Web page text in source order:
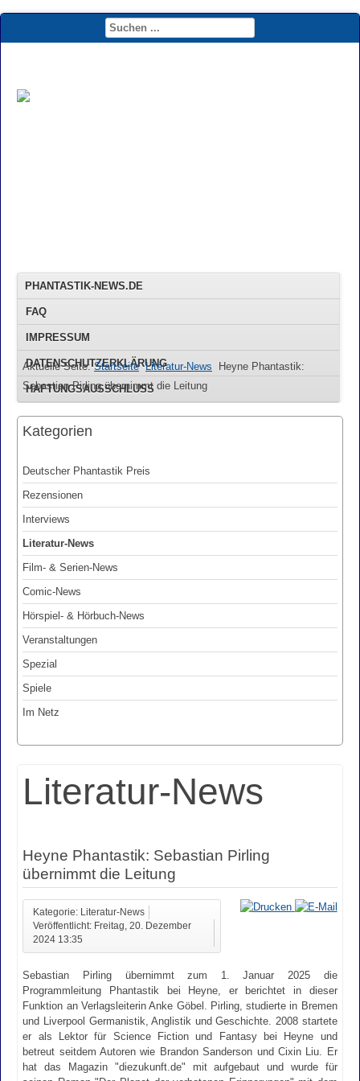
PHANTASTIK-NEWS.DE
FAQ
IMPRESSUM
DATENSCHUTZERKLÄRUNG
HAFTUNGSAUSSCHLUSS
Aktuelle Seite:Startseite Literatur-News
Heyne Phantastik:
Sebastian Pirling übernimmt die Leitung
Kategorien
Deutscher Phantastik Preis
Rezensionen
Interviews
Literatur-News
Film- & Serien-News
Comic-News
Hörspiel- & Hörbuch-News
Veranstaltungen
Spezial
Spiele
Im Netz
Literatur-News
Heyne Phantastik: Sebastian Pirling
übernimmt die Leitung
Kategorie: Literatur-News
Veröffentlicht: Freitag, 20. Dezember
2024 13:35
Sebastian Pirling übernimmt zum 1. Januar 2025 die
Programmleitung Phantastik bei Heyne, er berichtet in dieser
Funktion an Verlagsleiterin Anke Göbel. Pirling, studierte in Bremen
und Liverpool Germanistik, Anglistik und Geschichte. 2008 startete
er als Lektor für Science Fiction und Fantasy bei Heyne und
betreut seitdem Autoren wie Brandon Sanderson und Cixin Liu. Er
hat das Magazin "diezukunft.de" mit aufgebaut und wurde für